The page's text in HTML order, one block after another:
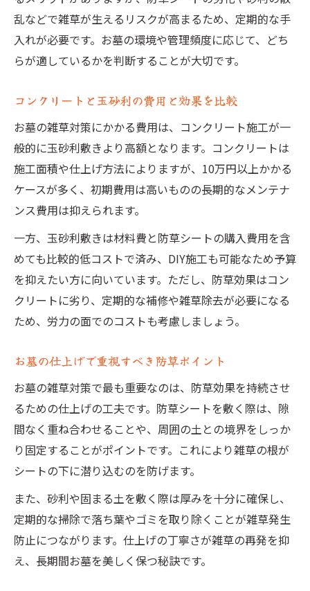
乱などで雑草が生えるリスクが高まるため、定期的な手
入れが必要です。お墓の環境や管理頻度に応じて、どち
らが適しているかを判断することが大切です。
コンクリートと玉砂利の費用と効果を比較
お墓の雑草対策にかかる費用は、コンクリート施工が一
般的に玉砂利敷きより高額となります。コンクリートは
施工面積や仕上げ方法によりますが、10万円以上かかる
ケースが多く、初期費用は高いものの長期的なメンテナ
ンス費用は抑えられます。
一方、玉砂利敷きは材料費と防草シートの購入費用を含
めても比較的低コストで済み、DIY施工も可能なため予算
を抑えたい方に向いています。ただし、防草効果はコン
クリートに劣り、定期的な補修や雑草除去が必要になる
ため、労力の面でのコストも考慮しましょう。
お墓の仕上げで重視すべき防草ポイント
お墓の雑草対策で最も重要なのは、防草効果を持続させ
るための仕上げの工夫です。防草シートを敷く際は、隙
間なく重ね合わせることや、周囲の土との境界をしっか
り固定することがポイントです。これにより雑草の根が
シートの下に潜り込むのを防げます。
また、砂利や固まる土を敷く際は厚みを十分に確保し、
定期的な掃除で落ち葉やゴミを取り除くことが雑草発生
防止につながります。仕上げの丁寧さが雑草の再発を抑
え、長期間お墓を美しく保つ秘訣です。